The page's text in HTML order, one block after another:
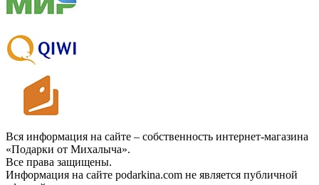
Вся информация на сайте – собственность интернет-магазина
«Подарки от Михалыча».
Все права защищены.
Информация на сайте podarkina.com не является публичной